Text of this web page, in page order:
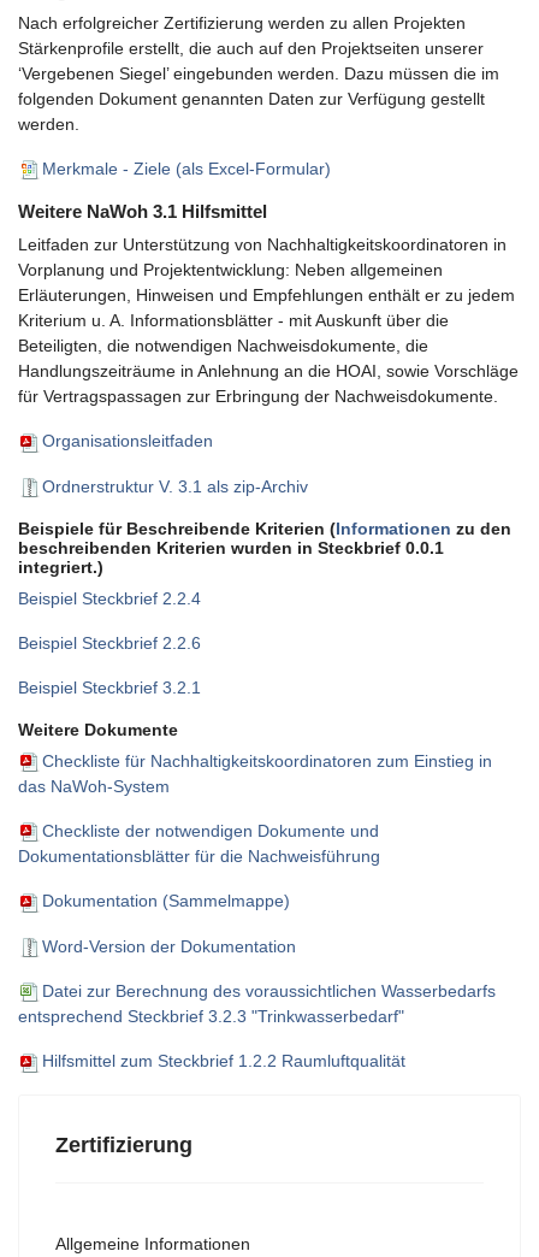
Nach erfolgreicher Zertifizierung werden zu allen Projekten
Stärkenprofile erstellt, die auch auf den Projektseiten unserer
‘Vergebenen Siegel’ eingebunden werden. Dazu müssen die im
folgenden Dokument genannten Daten zur Verfügung gestellt
werden.
Merkmale - Ziele (als Excel-Formular)
Weitere NaWoh 3.1 Hilfsmittel
Leitfaden zur Unterstützung von Nachhaltigkeitskoordinatoren in
Vorplanung und Projektentwicklung: Neben allgemeinen
Erläuterungen, Hinweisen und Empfehlungen enthält er zu jedem
Kriterium u. A. Informationsblätter - mit Auskunft über die
Beteiligten, die notwendigen Nachweisdokumente, die
Handlungszeiträume in Anlehnung an die HOAI, sowie Vorschläge
für Vertragspassagen zur Erbringung der Nachweisdokumente.
Organisationsleitfaden
Ordnerstruktur V. 3.1 als zip-Archiv
Beispiele für Beschreibende Kriterien (Informationen zu den
beschreibenden Kriterien wurden in Steckbrief 0.0.1
integriert.)
Beispiel Steckbrief 2.2.4
Beispiel Steckbrief 2.2.6
Beispiel Steckbrief 3.2.1
Weitere Dokumente
Checkliste für Nachhaltigkeitskoordinatoren zum Einstieg in
das NaWoh-System
Checkliste der notwendigen Dokumente und
Dokumentationsblätter für die Nachweisführung
Dokumentation (Sammelmappe)
Word-Version der Dokumentation
Datei zur Berechnung des voraussichtlichen Wasserbedarfs
entsprechend Steckbrief 3.2.3 "Trinkwasserbedarf"
Hilfsmittel zum Steckbrief 1.2.2 Raumluftqualität
Zertifizierung
Allgemeine Informationen